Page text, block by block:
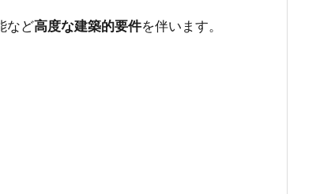
など高度な建築的要件を伴います。